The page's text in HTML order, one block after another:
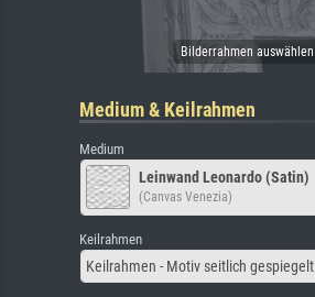
Medium & Keilrahmen
Medium
Leinwand Leonardo (Satin)
(Canvas Venezia)
Keilrahmen
Keilrahmen - Motiv seitlich gespiegelt